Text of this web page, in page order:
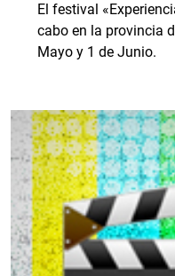
El festival
cabo en la provincia
Mayo y 1 de Junio.